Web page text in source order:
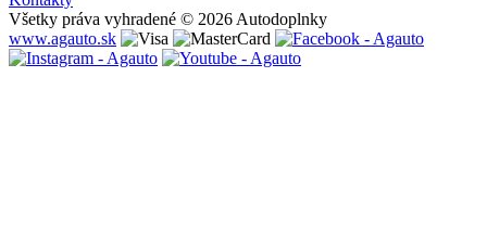
Všetky práva vyhradené © 2026 Autodoplnky
www.agauto.sk